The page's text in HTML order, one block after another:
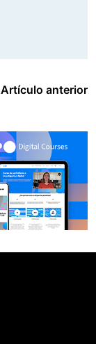
Artículo anterior